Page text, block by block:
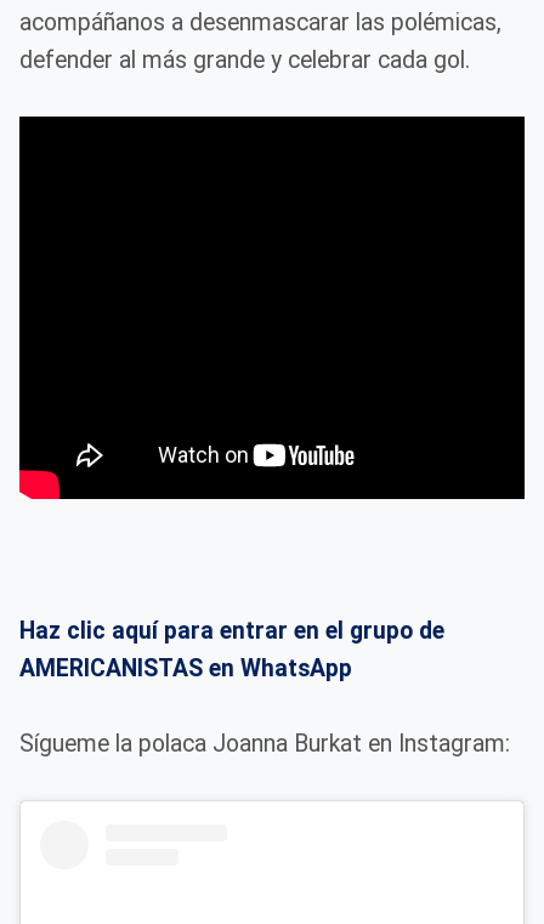
acompáñanos a desenmascarar las polémicas,
defender al más grande y celebrar cada gol.
Haz clic aquí para entrar en el grupo de
AMERICANISTAS en WhatsApp
Sígueme la polaca Joanna Burkat en Instagram: